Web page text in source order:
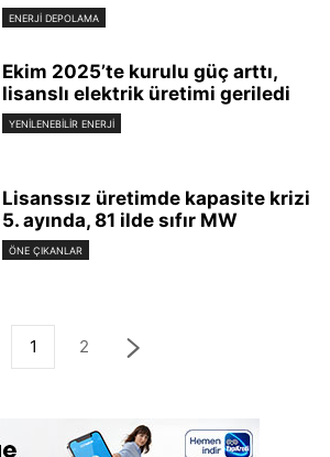
ENERJI DEPOLAMA
Ekim 2025’te kurulu güç arttı,
lisanslı elektrik üretimi geriledi
YENILENEBILIR ENERJI
Lisanssız üretimde kapasite krizi
5. ayında, 81 ilde sıfır MW
ÖNE ÇIKANLAR
1 2